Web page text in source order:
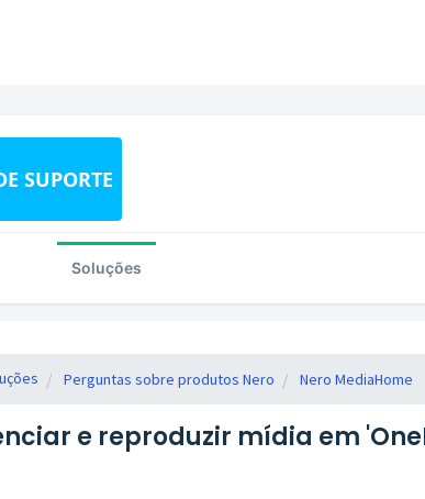
SUPORTE
Soluções
Perguntas sobre produtos Nero Nero MediaHome
e reproduzir mídia em